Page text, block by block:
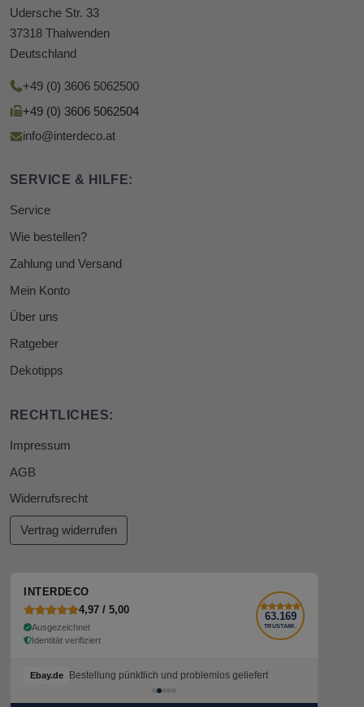
Udersche Str. 33
37318 Thalwenden
Deutschland
+49 (0) 3606 5062500
+49 (0) 3606 5062504
info@interdeco.at
SERVICE & HILFE:
Service
Wie bestellen?
Zahlung und Versand
Mein Konto
Über uns
Ratgeber
Dekotipps
RECHTLICHES:
Impressum
AGB
Widerrufsrecht
Vertrag widerrufen
INTERDECO
4,97 / 5,00
Ausgezeichnet
Identität verifiziert
63.169
TRUSTAMI.
Ebay.de Bestellung pünktlich und problemlos geliefert
Ebay.de Bestellung pünktlich und problemlos geliefert